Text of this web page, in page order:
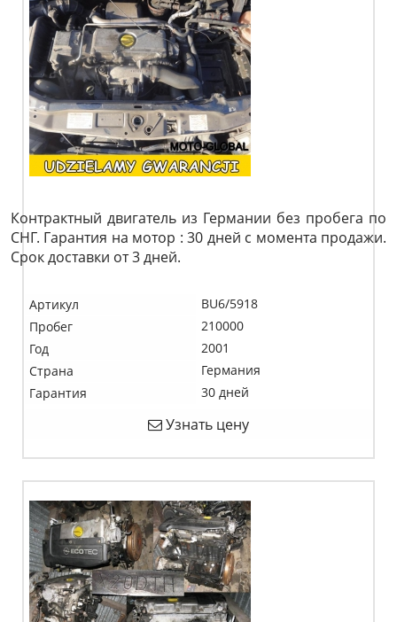
Контрактный двигатель из Германии без пробега по
СНГ. Гарантия на мотор : 30 дней с момента продажи.
Срок доставки от 3 дней.
Артикул
BU6/5918
Пробег
210000
Год
2001
Страна
Германия
Гарантия
30 дней
Узнать цену